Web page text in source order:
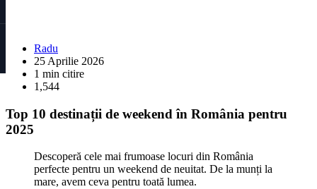
Radu
25 Aprilie 2026
1 min citire
1,544
Top 10 destinații de weekend în România pentru
2025
Descoperă cele mai frumoase locuri din România
perfecte pentru un weekend de neuitat. De la munți la
mare, avem ceva pentru toată lumea.